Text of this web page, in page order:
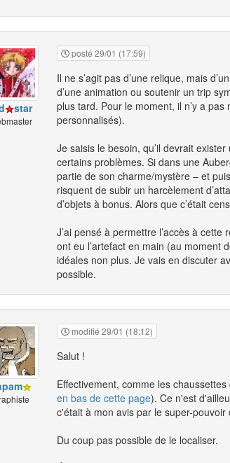
star
posté 29/01 (17:59)
Il ne s’agit pas d’une relique, mais d’un
d’une animation ou soutenir un trip
plus tard. Pour le moment, il n’y a
personnalisés).
Je saisis le besoin, qu’il devrait
certains problèmes. Si dans une
partie de son charme/mystère – et
risquent de subir un harcèlement
d’objets à bonus. Alors que c’était
J’ai pensé à permettre l’accès à
ont eu l’artefact en main (au moment
idéales non plus. Je vais en discuter
possible.
modifié 29/01 (18:12)
Salut !
Effectivement, comme les
en bas de cette page). Ce n'est
c'était à mon avis par le super-pouvoir
Du coup pas possible de le localiser.